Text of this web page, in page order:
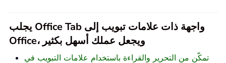
يجلب Office Tab واجهة ذات علامات تبويب إلى
Office، ويجعل عملك أسهل بكثير
تمكّن من التحرير والقراءة باستخدام علامات التبويب في